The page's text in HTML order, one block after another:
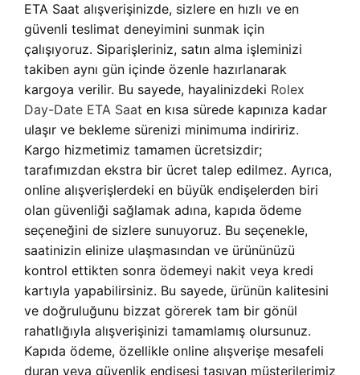
ETA Saat alışverişinizde, sizlere en hızlı ve en
güvenli teslimat deneyimini sunmak için
çalışıyoruz. Siparişleriniz, satın alma işleminizi
takiben aynı gün içinde özenle hazırlanarak
kargoya verilir. Bu sayede, hayalinizdeki Rolex
Day-Date ETA Saat en kısa sürede kapınıza kadar
ulaşır ve bekleme sürenizi minimuma indiririz.
Kargo hizmetimiz tamamen ücretsizdir;
tarafımızdan ekstra bir ücret talep edilmez. Ayrıca,
online alışverişlerdeki en büyük endişelerden biri
olan güvenliği sağlamak adına, kapıda ödeme
seçeneğini de sizlere sunuyoruz. Bu seçenekle,
saatinizin elinize ulaşmasından ve ürününüzü
kontrol ettikten sonra ödemeyi nakit veya kredi
kartıyla yapabilirsiniz. Bu sayede, ürünün kalitesini
ve doğruluğunu bizzat görerek tam bir gönül
rahatlığıyla alışverişinizi tamamlamış olursunuz.
Kapıda ödeme, özellikle online alışverişe mesafeli
duran veya güvenlik endişesi taşıyan müşterilerimiz